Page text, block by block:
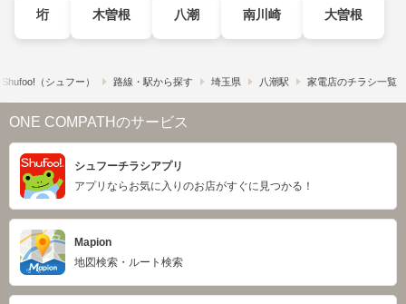
垳 木曽根 八潮 南川崎 大曽根
（シュフー） 路線・駅から探す 埼玉県 八潮駅 家電店のチラシ一覧
ONE COMPATHのサービス
シュフーチラシアプリ
アプリならお気に入りのお店がすぐに見つかる！
Mapion
地図検索・ルート検索